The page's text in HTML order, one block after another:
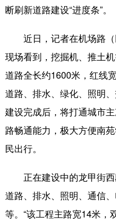
会展 彩票
亚太网 上市公司
地方频道
首页 山东新闻
政事 文旅
健康 微视齐鲁
断刷新道路建设“进度条”。
近日，记者在机场路（
现场看到，挖掘机、推土
道路全长约1600米，红线
道路、排水、绿化、照明
建设完成后，将打通城市
路畅通能力，极大方便南
民出行。
正在建设中的龙甲街西
道路、排水、照明、通信
等。“该工程主路宽14米，